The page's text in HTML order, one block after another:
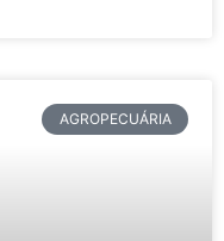
AGROPECUÁRIA